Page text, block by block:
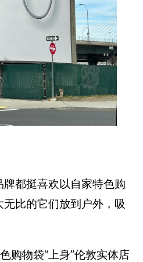
都挺喜欢以自家特色购
比的它们放到户外，吸
购物袋“上身”伦敦实体店